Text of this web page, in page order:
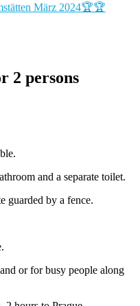
März 2024🏆🏆
2 persons
and a separate toilet.
guarded by a fence.
or for busy people along